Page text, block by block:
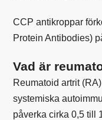
CCP antikroppar
Protein Antibodies)
Vad är
Reumatoid artrit
systemiska
påverka cirka 0,5 till